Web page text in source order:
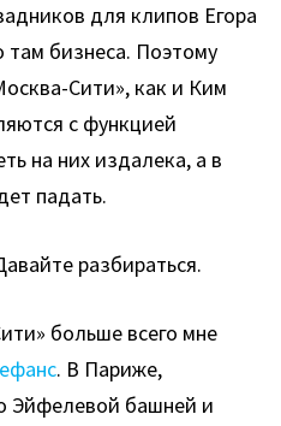
для клипов Егора
там бизнеса. Поэтому
Сити», как и Ким
с функцией
на них издалека, а в
падать.
разбираться.
больше всего мне
. В Париже,
Эйфелевой башней и